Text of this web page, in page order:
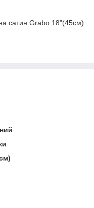
сатин Grabo 18"(45см)